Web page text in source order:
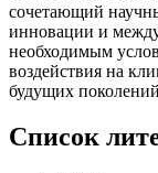
сочетающий
инновации и
необходимым
воздействия на
будущих
Список